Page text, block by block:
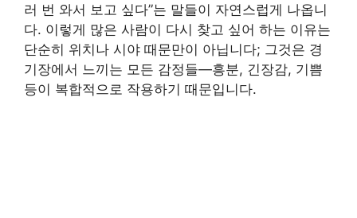
러 번 와서 보고 싶다”는 말들이 자연스럽게 나옵니
다. 이렇게 많은 사람이 다시 찾고 싶어 하는 이유는
단순히 위치나 시야 때문만이 아닙니다; 그것은 경
기장에서 느끼는 모든 감정들—흥분, 긴장감, 기쁨
등이 복합적으로 작용하기 때문입니다.